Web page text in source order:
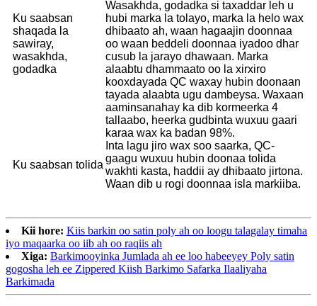
Ku saabsan
shaqada la
sawiray,
wasakhda,
godadka
Wasakhda, godadka si taxaddar leh u
hubi marka la tolayo, marka la helo wax
dhibaato ah, waan hagaajin doonnaa
oo waan beddeli doonnaa iyadoo dhar
cusub la jarayo dhawaan. Marka
alaabtu dhammaato oo la xirxiro
kooxdayada QC waxay hubin doonaan
tayada alaabta ugu dambeysa. Waxaan
aaminsanahay ka dib kormeerka 4
tallaabo, heerka gudbinta wuxuu gaari
karaa wax ka badan 98%.
Ku saabsan tolida
Inta lagu jiro wax soo saarka, QC-
gaagu wuxuu hubin doonaa tolida
wakhti kasta, haddii ay dhibaato jirtona.
Waan dib u rogi doonnaa isla markiiba.
Kii hore: Kiis barkin oo satin poly ah oo loogu talagalay timaha
iyo maqaarka oo iib ah oo raqiis ah
Xiga: Barkimooyinka Jumlada ah ee loo habeeyey Poly satin
gogosha leh ee Zippered Kiish Barkimo Safarka Ilaaliyaha
Barkimada